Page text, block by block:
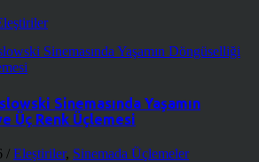
Sinemasında Yaşamın
Üç Renk Üçlemesi
/ Eleştiriler, Sinemada Üçlemeler